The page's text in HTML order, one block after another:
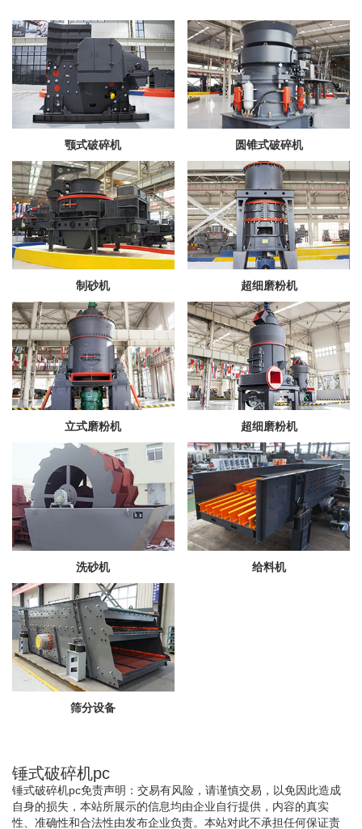
颚式破碎机 圆锥式破碎机
制砂机 超细磨粉机
立式磨粉机 超细磨粉机
洗砂机 给料机
筛分设备
锤式破碎机pc
锤式破碎机pc免责声明：交易有风险，请谨慎交易，以免因此造成
自身的损失，本站所展示的信息均由企业自行提供，内容的真实
性、准确性和合法性由发布企业负责。本站对此不承担任何保证责